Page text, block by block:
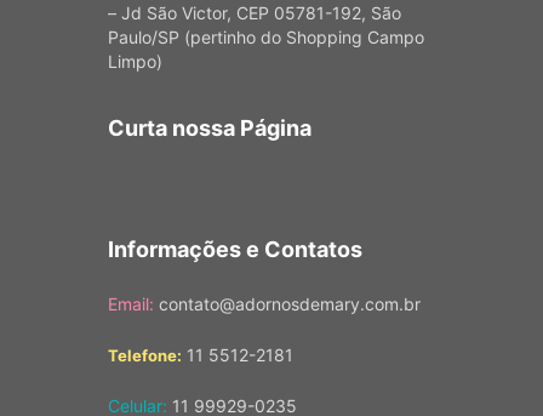
– Jd São Victor, CEP 05781-192, São
Paulo/SP (pertinho do Shopping Campo
Limpo)
Curta nossa Página
Informações e Contatos
Email: contato@adornosdemary.com.br
Telefone: 11 5512-2181
Celular: 11 99929-0235